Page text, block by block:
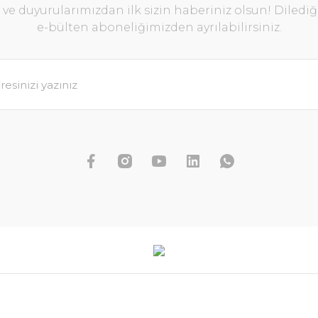
83,31 TL
ve duyurularımızdan ilk sizin haberiniz olsun!
e-bülten aboneliğimizden ayrılabilirsiniz.